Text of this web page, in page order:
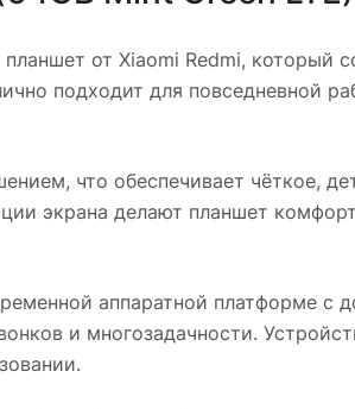
от Xiaomi Redmi, который
подходит для повседневной
что обеспечивает чёткое,
экрана делают планшет
аппаратной платформе с
и многозадачности.